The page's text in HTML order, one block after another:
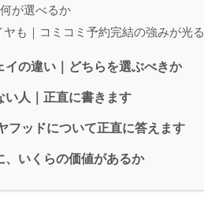
が選べるか
も｜コミコミ予約完結の強みが光
イの違い｜どちらを選ぶべきか
い人｜正直に書きます
フッドについて正直に答えます
、いくらの価値があるか